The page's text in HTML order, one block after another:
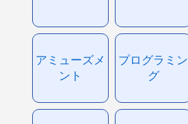
アミューズメ
ント
プログラミン
グ